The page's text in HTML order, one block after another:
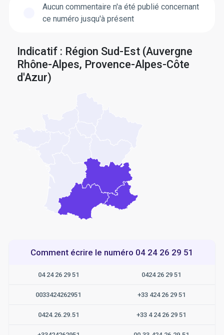
Aucun commentaire n'a été publié concernant
ce numéro jusqu'à présent
Indicatif : Région Sud-Est (Auvergne
Rhône-Alpes, Provence-Alpes-Côte
d'Azur)
Comment écrire le numéro 04 24 26 29 51
04 24 26 29 51 0424 26 29 51
0033424262951 +33 424 26 29 51
0424.26.29.51 +33 4 24 26 29 51